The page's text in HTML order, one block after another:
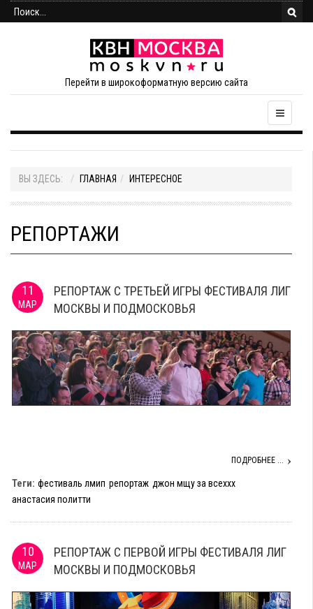
Перейти в широкоформатную версию сайта
ВЫ ЗДЕСЬ: ГЛАВНАЯ ИНТЕРЕСНОЕ
РЕПОРТАЖИ
11
МАР
РЕПОРТАЖ С ТРЕТЬЕЙ ИГРЫ ФЕСТИВАЛЯ ЛИГ
МОСКВЫ И ПОДМОСКОВЬЯ
ПОДРОБНЕЕ ...
Теги: фестиваль лмип репортаж джон мщу за всеххх
анастасия политти
10
МАР
РЕПОРТАЖ С ПЕРВОЙ ИГРЫ ФЕСТИВАЛЯ ЛИГ
МОСКВЫ И ПОДМОСКОВЬЯ